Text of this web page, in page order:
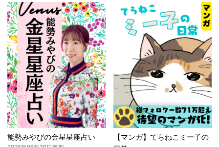
能勢みやびの金星星座占い
【マンガ】てらねこミー子の